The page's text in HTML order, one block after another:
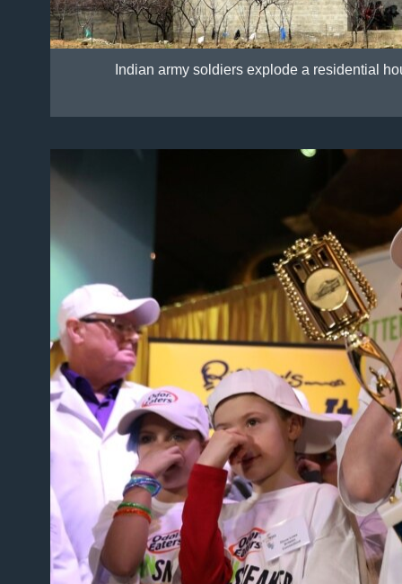
Indian army soldiers explode a residential